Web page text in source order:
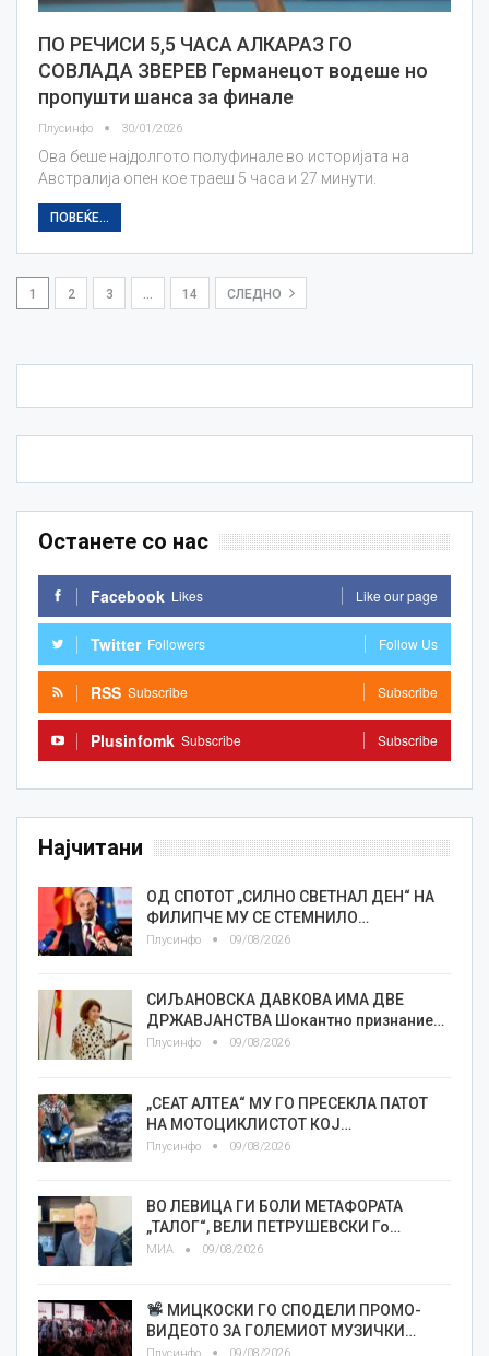
ПО РЕЧИСИ 5,5 ЧАСА АЛКАРАЗ ГО
СОВЛАДА ЗВЕРЕВ Германецот водеше но
пропушти шанса за финале
Плусинфо 30/01/2026
Ова беше најдолгото полуфинале во историјата на
Австралија опен кое траеш 5 часа и 27 минути.
ПОВЕЌЕ...
1 2 3 14 СЛЕДНО
Останете со нас
Facebook Likes Like our page
Twitter Followers Follow Us
RSS Subscribe Subscribe
Plusinfomk Subscribe Subscribe
Најчитани
ОД СПОТОТ „СИЛНО СВЕТНАЛ ДЕН“ НА
ФИЛИПЧЕ МУ СЕ СТЕМНИЛО…
Плусинфо 09/08/2026
СИЉАНОВСКА ДАВКОВА ИМА ДВЕ
ДРЖАВЈАНСТВА Шокантно признание…
Плусинфо 09/08/2026
„СЕАТ АЛТЕА“ МУ ГО ПРЕСЕКЛА ПАТОТ
НА МОТОЦИКЛИСТОТ КОЈ…
Плусинфо 09/08/2026
ВО ЛЕВИЦА ГИ БОЛИ МЕТАФОРАТА
„ТАЛОГ“, ВЕЛИ ПЕТРУШЕВСКИ Го…
МИА 09/08/2026
МИЦКОСКИ ГО СПОДЕЛИ ПРОМО-
ВИДЕОТО ЗА ГОЛЕМИОТ МУЗИЧКИ…